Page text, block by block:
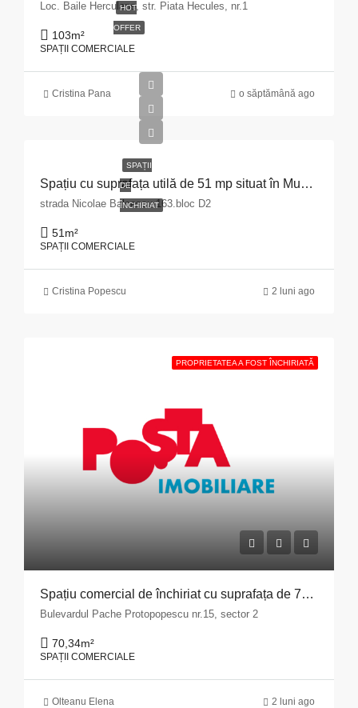
HOT
OFFER
Loc. Baile Herculane, str. Piata Hecules, nr.1
103m²
SPAȚII COMERCIALE
Cristina Pana o săptămână ago
SPAȚII
DE
ÎNCHIRIAT
Spațiu cu suprafața utilă de 51 mp situat în Municipiul Pitești, str. Nicolae Bălcescu nr. 163, bloc D2, județul Argeș
strada Nicolae Balcescu 163.bloc D2
51 m²
SPAȚII COMERCIALE
Cristina Popescu 2 luni ago
PROPRIETATEA A FOST ÎNCHIRIATĂ
Spațiu comercial de închiriat cu suprafața de 70,34 mp situat în Municipiul București, Bulevardul Pache Protopopescu, nr. 15, sector 2
Bulevardul Pache Protopopescu nr.15, sector 2
70,34m²
SPAȚII COMERCIALE
Olteanu Elena 2 luni ago